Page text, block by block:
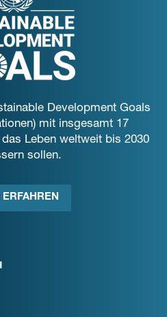
Development Goals
mit insgesamt 17
Leben weltweit bis 2030
sollen.